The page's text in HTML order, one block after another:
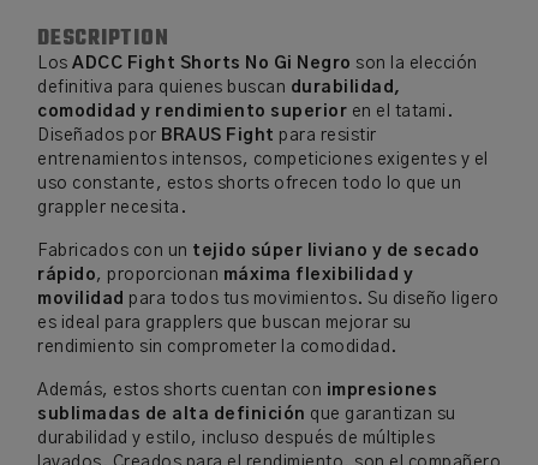
DESCRIPTION
Los ADCC Fight Shorts No Gi Negro son la elección
definitiva para quienes buscan durabilidad,
comodidad y rendimiento superior en el tatami.
Diseñados por BRAUS Fight para resistir
entrenamientos intensos, competiciones exigentes y el
uso constante, estos shorts ofrecen todo lo que un
grappler necesita.
Fabricados con un tejido súper liviano y de secado
rápido, proporcionan máxima flexibilidad y
movilidad para todos tus movimientos. Su diseño ligero
es ideal para grapplers que buscan mejorar su
rendimiento sin comprometer la comodidad.
Además, estos shorts cuentan con impresiones
sublimadas de alta definición que garantizan su
durabilidad y estilo, incluso después de múltiples